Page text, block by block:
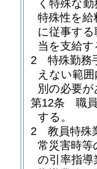
く特殊な
特殊性を
に従事す
当を支給す
2
特殊勤務
えない範
別の必要
第12条
職
する。
2
教員特殊
常災害時等
の引率指